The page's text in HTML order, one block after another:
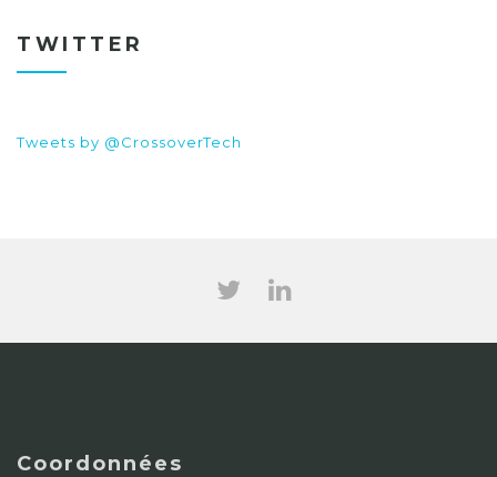
TWITTER
Tweets by @CrossoverTech
Coordonnées